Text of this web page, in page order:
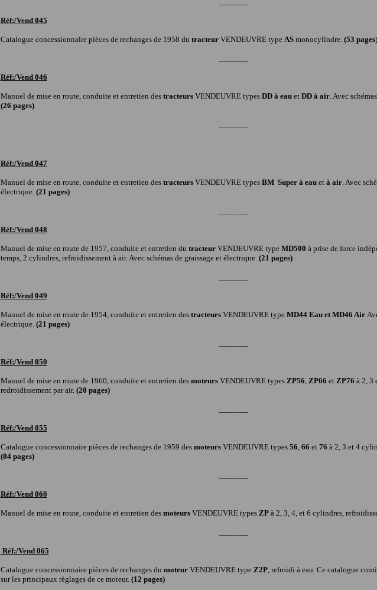
Réf:/Vend045
Catalogue concessionnaire pièces de rechangesde 1958 du tracteurVENDEUVRE type ASmonocylindre. (53 pages)
Réf:/Vend046
Manuel de mise en route, conduite et entretien des tracteurs VENDEUVRE types DD à eau etDD à air. Avec
(26 pages)
Réf:/Vend047
Manuel de mise en route, conduite et entretien des tracteurs VENDEUVRE types BM Super à eau età air. Avec
électrique.(21 pages)
Réf:/Vend048
Manuel de mise en routede 1957,conduite et entretien du tracteur VENDEUVRE type MD500 à prise de force
temps, 2 cylindres, refroidissement à air. Avec schémas de graissage et électrique.(21 pages)
Réf:/Vend049
Manuel de mise en routede 1954,conduite et entretien des tracteurs VENDEUVRE type MD44 Eau et MD46 Air
électrique.(21 pages)
Réf:/Vend050
Manuel de mise en routede 1960, conduite et entretien des moteursVENDEUVRE types ZP56, ZP66 et ZP76 à 2, 3
redroidissement par air. (20 pages)
Réf:/Vend055
Catalogue concessionnaire pièces de rechangesde 1959 des moteursVENDEUVRE types 56, 66 et 76 à 2, 3 et 4
(84 pages)
Réf:/Vend060
Manuel de mise en route, conduite et entretien des moteurs VENDEUVRE types ZPà 2, 3, 4, et 6 cylindres,
Réf:/Vend 065
Catalogue concessionnaire pièces de rechanges du moteurVENDEUVRE typeZ2P, refroidi à eau. Ce catalogue
sur les principaux règlages de ce moteur. (12 pages)